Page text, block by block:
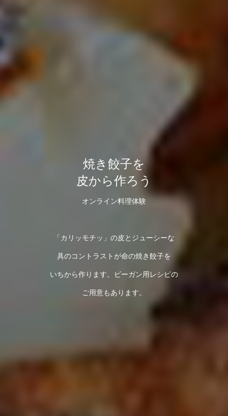
焼き餃子を
皮から作ろう
オンライン料理体験
「カリッモチッ」の皮とジューシーな
具のコントラストが命の焼き餃子を
いちから作ります。ビーガン用レシピの
ご用意もあります。